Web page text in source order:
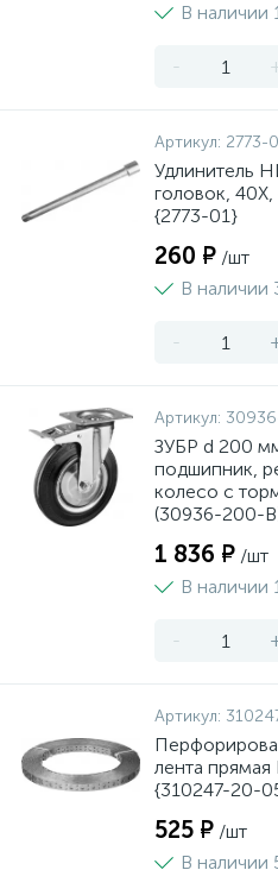
В наличии
-
Артикул: 2773-
Удлинитель
головок,
{2773-01}
260 ₽ /шт
В наличии
-
Артикул:
ЗУБР d 200
подшипник,
колесо c
(30936-200-
1 836 ₽ /шт
В наличии
-
Артикул:
лента
{310247-20-
525 ₽ /шт
В наличии